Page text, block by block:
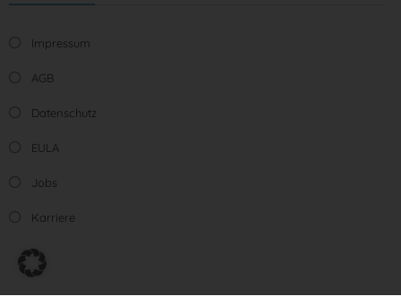
Impressum
AGB
Datenschutz
EULA
Jobs
Karriere